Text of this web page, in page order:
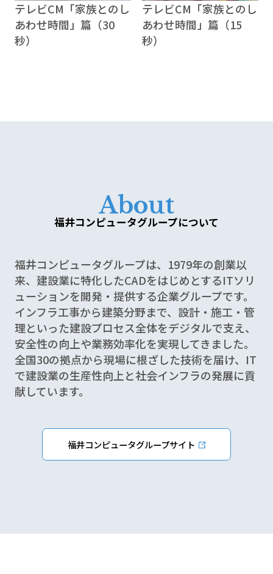
テレビCM「家族とのし
あわせ時間」篇（30
秒）
テレビCM「家族とのし
あわせ時間」篇（15
秒）
About
福井コンピュータグループについて
福井コンピュータグループは、1979年の創業以
来、建設業に特化したCADをはじめとするITソリ
ューションを開発・提供する企業グループです。
インフラ工事から建築分野まで、設計・施工・管
理といった建設プロセス全体をデジタルで支え、
安全性の向上や業務効率化を実現してきました。
全国30の拠点から現場に根ざした技術を届け、IT
で建設業の生産性向上と社会インフラの発展に貢
献しています。
福井コンピュータグループサイト